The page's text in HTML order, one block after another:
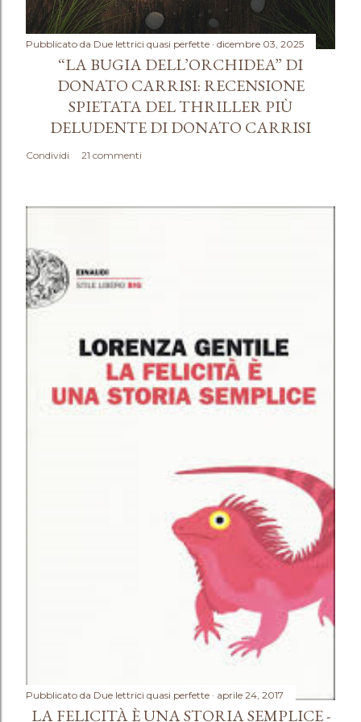
Pubblicato da Due lettrici quasi perfette dicembre 03, 2025
“LA BUGIA DELL’ORCHIDEA” DI
DONATO CARRISI: RECENSIONE
SPIETATA DEL THRILLER PIÙ
DELUDENTE DI DONATO CARRISI
Condividi 21 commenti
Pubblicato da Due lettrici quasi perfette aprile 24, 2017
LA FELICITÀ È UNA STORIA SEMPLICE -